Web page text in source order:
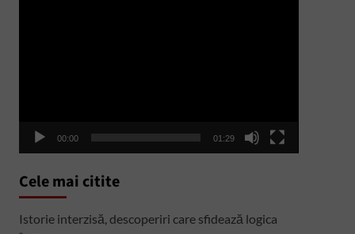
00:00 01:29
Cele mai citite
Istorie interzisă, descoperiri care sfidează logica